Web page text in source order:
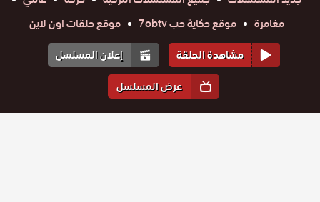
مغامرة
موقع حكاية حب 7obtv
موقع حلقات اون لاين
مشاهدة الحلقة
إعلان المسلسل
عرض المسلسل